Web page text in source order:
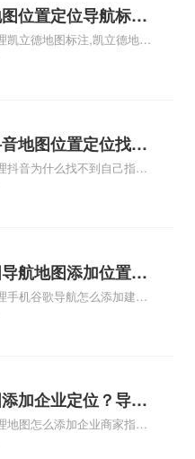
图标注服务中心铺招牌相关
，详情可查看下方正文！
位置定位导航标
地图位置定位,导
凯立德地图标注,凯立德地图
、凯立德地图标注,凯立德地
标注知识，详情可查看下方
地图位置定位找不
为什么找不到当前
抖音为什么找不到自己指路
务中心铺的位置、地图位置
务中心位置、抖音突然不显
地图标注知识，详情可查看
航地图添加位置？
图导航位置？
手机谷歌导航怎么添加建立
何在地图，谷歌地图添加公
加企业定位？导航
地图怎么添加企业商家指路
务中心铺名称、地图怎么添